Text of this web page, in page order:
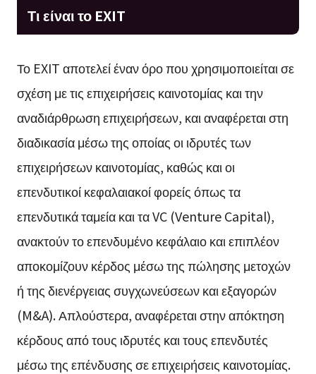
Τι είναι το EXIT
Το EXIT αποτελεί έναν όρο που χρησιμοποιείται σε
σχέση με τις επιχειρήσεις καινοτομίας και την
αναδιάρθρωση επιχειρήσεων, και αναφέρεται στη
διαδικασία μέσω της οποίας οι ιδρυτές των
επιχειρήσεων καινοτομίας, καθώς και οι
επενδυτικοί κεφαλαιακοί φορείς όπως τα
επενδυτικά ταμεία και τα VC (Venture Capital),
ανακτούν το επενδυμένο κεφάλαιο και επιπλέον
αποκομίζουν κέρδος μέσω της πώλησης μετοχών
ή της διενέργειας συγχωνεύσεων και εξαγορών
(M&A). Απλούστερα, αναφέρεται στην απόκτηση
κέρδους από τους ιδρυτές και τους επενδυτές
μέσω της επένδυσης σε επιχειρήσεις καινοτομίας.